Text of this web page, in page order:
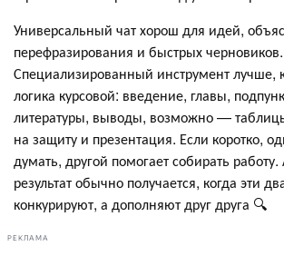
Универсальный чат хорош для идей,
перефразирования и быстрых черновиков.
Специализированный инструмент лучше,
логика курсовой: введение, главы,
литературы, выводы, возможно —
на защиту и презентация. Если коротко,
думать, другой помогает собирать
результат обычно получается, когда эти
конкурируют, а дополняют друг друга 🔍
РЕКЛАМА